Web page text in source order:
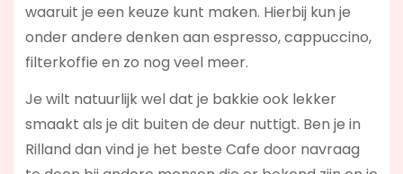
waaruit je een keuze kunt maken. Hierbij kun je
onder andere denken aan espresso, cappuccino,
filterkoffie en zo nog veel meer.
Je wilt natuurlijk wel dat je bakkie ook lekker
smaakt als je dit buiten de deur nuttigt. Ben je in
Rilland dan vind je het beste Cafe door navraag